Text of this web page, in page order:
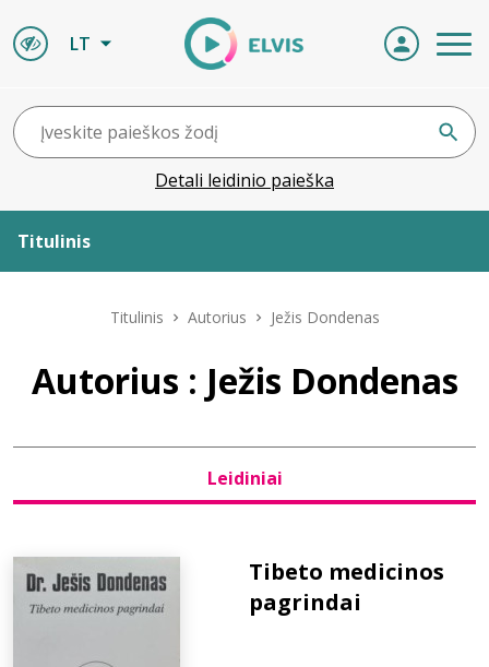
LT
Detali leidinio paieška
Titulinis
Leidiniai
D.U.K.
Titulinis Autorius Ježis Dondenas
Autorius : Ježis Dondenas
Leidiniai
Tibeto medicinos
pagrindai